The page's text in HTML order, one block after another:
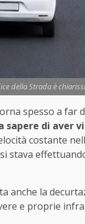
della Strada è
spesso a far
sapere di aver
costante
stava
anche la
e proprie